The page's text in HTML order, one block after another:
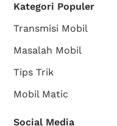
Kategori Populer
Transmisi Mobil
Masalah Mobil
Tips Trik
Mobil Matic
Social Media